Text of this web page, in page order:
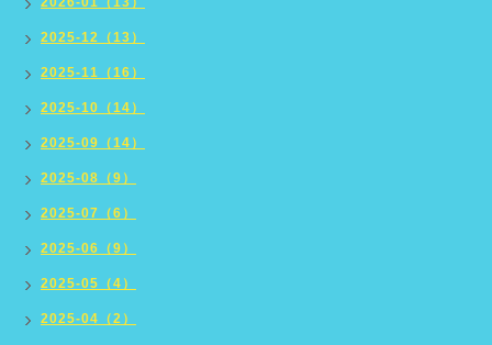
2025-12（13）
2025-11（16）
2025-10（14）
2025-09（14）
2025-08（9）
2025-07（6）
2025-06（9）
2025-05（4）
2025-04（2）